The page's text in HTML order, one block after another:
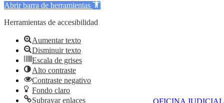
OFICINA JUDICIAL
Abrir barra de herramientas
Herramientas de accesibilidad
Aumentar texto
Disminuir texto
Escala de grises
Alto contraste
Contraste negativo
Fondo claro
Subrayar enlaces